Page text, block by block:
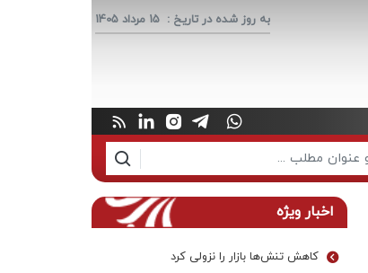
به روز شده در تاریخ : 15 مرداد 1405
اخبار ویژه
کاهش تنش‌ها بازار را نزولی کرد